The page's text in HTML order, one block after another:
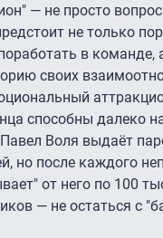
— не просто
не только
в команде,
своих
способны далеко
Воля выдаёт
но после каждого
от него по 100
— не остаться с